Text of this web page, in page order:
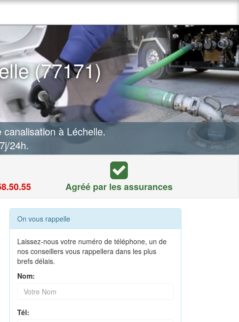
(77171)
à Léchelle.
24h.
Agréé par les assurances
On vous rappelle
Laissez-nous votre numéro de téléphone, un de
nos conseillers vous rappellera dans les plus
brefs délais.
Nom:
Tél: